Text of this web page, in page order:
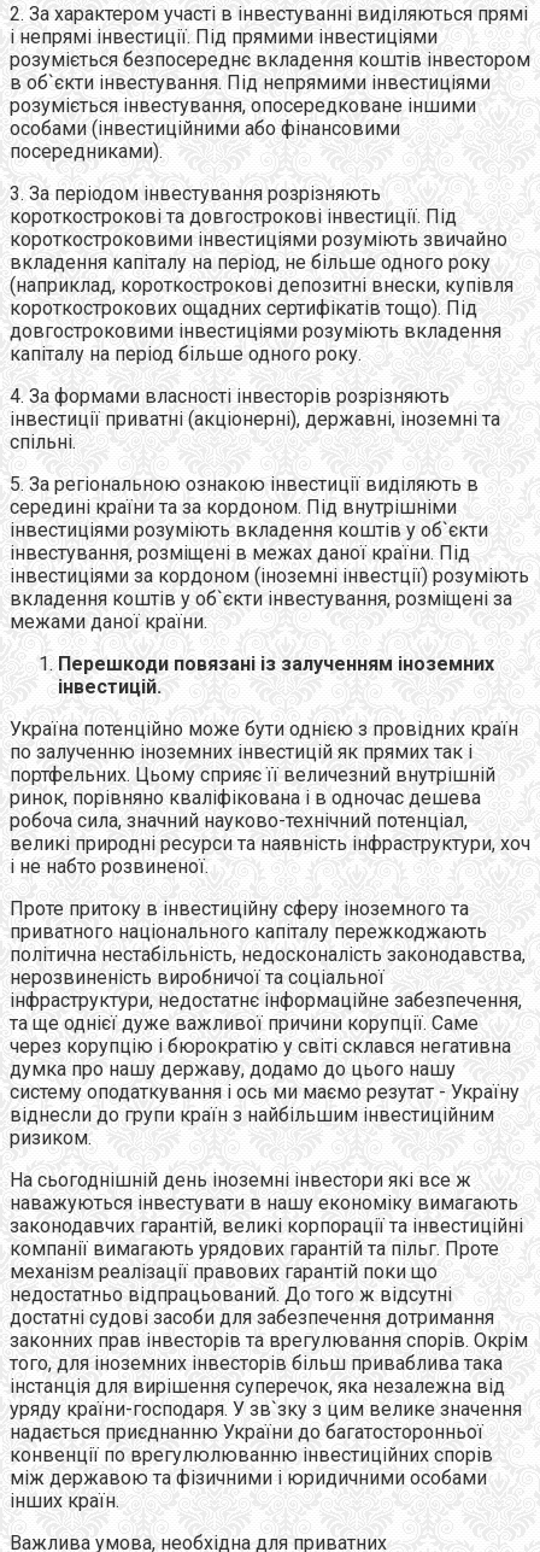
2. За характером участі в інвестуванні виділяються прямі
і непрямі інвестиції. Під прямими інвестиціями
розуміється безпосереднє вкладення коштів інвестором
в об`єкти інвестування. Під непрямими інвестиціями
розуміється інвестування, опосередковане іншими
особами (інвестиційними або фінансовими
посередниками).
3. За періодом інвестування розрізняють
короткострокові та довгострокові інвестиції. Під
короткостроковими інвестиціями розуміють звичайно
вкладення капіталу на період, не більше одного року
(наприклад, короткострокові депозитні внески, купівля
короткострокових ощадних сертифікатів тощо). Під
довгостроковими інвестиціями розуміють вкладення
капіталу на період більше одного року.
4. За формами власності інвесторів розрізняють
інвестиції приватні (акціонерні), державні, іноземні та
спільні.
5. За регіональною ознакою інвестиції виділяють в
середині країни та за кордоном. Під внутрішніми
інвестиціями розуміють вкладення коштів у об`єкти
інвестування, розміщені в межах даної країни. Під
інвестиціями за кордоном (іноземні інвестції) розуміють
вкладення коштів у об`єкти інвестування, розміщені за
межами даної країни.
Перешкоди повязані із залученням іноземних
інвестицій.
Україна потенційно може бути однією з провідних країн
по залученню іноземних інвестицій як прямих так і
портфельних. Цьому сприяє її величезний внутрішній
ринок, порівняно кваліфікована і в одночас дешева
робоча сила, значний науково-технічний потенціал,
великі природні ресурси та наявність інфраструктури, хоч
і не набто розвиненої.
Проте притоку в інвестиційну сферу іноземного та
приватного національного капіталу пережкоджають
політична нестабільність, недосконалість законодавства,
нерозвиненість виробничої та соціальної
інфраструктури, недостатнє інформаційне забезпечення,
та ще однієї дуже важливої причини корупції. Саме
через корупцію і бюрократію у світі склався негативна
думка про нашу державу, додамо до цього нашу
систему оподаткування і ось ми маємо резутат - Україну
віднесли до групи країн з найбільшим інвестиційним
ризиком.
На сьогоднішній день іноземні інвестори які все ж
наважуються інвестувати в нашу економіку вимагають
законодавчих гарантій, великі корпорації та інвестиційні
компанії вимагають урядових гарантій та пільг. Проте
механізм реалізації правових гарантій поки що
недостатньо відпрацьований. До того ж відсутні
достатні судові засоби для забезпечення дотримання
законних прав інвесторів та врегулювання спорів. Окрім
того, для іноземних інвесторів більш приваблива така
інстанція для вирішення суперечок, яка незалежна від
уряду країни-господаря. У зв`зку з цим велике значення
надається приєднанню України до багатосторонньої
конвенції по врегулюлюванню інвестиційних спорів
між державою та фізичними і юридичними особами
інших країн.
Важлива умова, необхідна для приватних